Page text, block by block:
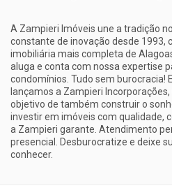
A Zampieri Imóveis une a tradição
constante de inovação desde 1993,
imobiliária mais completa de
aluga e conta com nossa expertise
condomínios. Tudo sem burocracia!
lançamos a Zampieri
objetivo de também construir o
investir em imóveis com qualidade,
a Zampieri garante. Atendimento
presencial. Desburocratize e deixe
conhecer.